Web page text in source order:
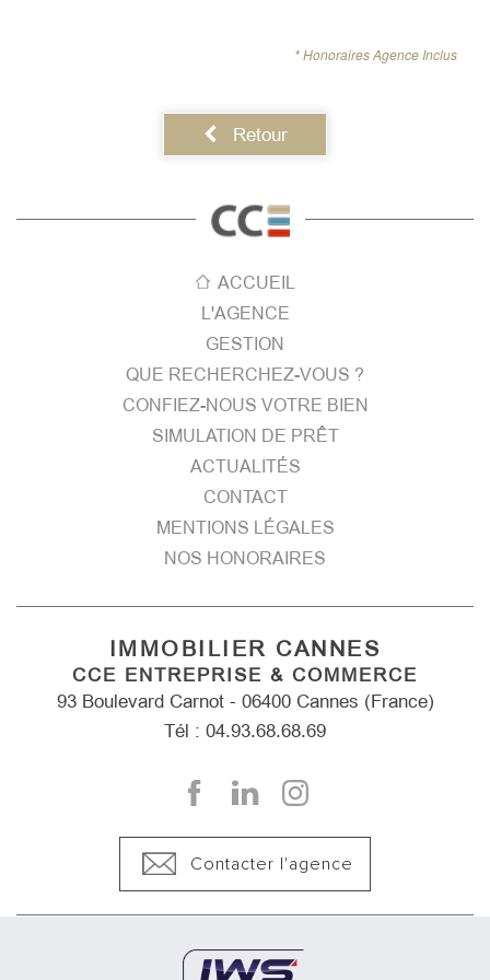
* Honoraires Agence Inclus
Retour
ACCUEIL
L'AGENCE
GESTION
QUE RECHERCHEZ-VOUS ?
CONFIEZ-NOUS VOTRE BIEN
SIMULATION DE PRÊT
ACTUALITÉS
CONTACT
MENTIONS LÉGALES
NOS HONORAIRES
IMMOBILIER CANNES
CCE ENTREPRISE & COMMERCE
93 Boulevard Carnot - 06400 Cannes (France)
Tél : 04.93.68.68.69
Contacter l'agence